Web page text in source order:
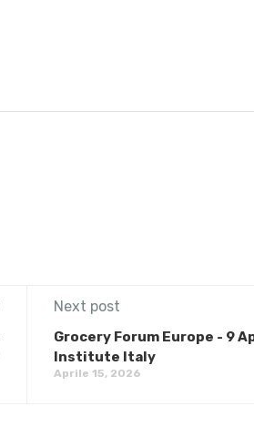
Next post
Grocery Forum Europe - 9
Institute Italy
Aprile 15, 2026